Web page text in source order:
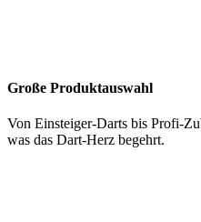
Große Produktauswahl
Von Einsteiger-Darts bis Profi-
was das Dart-Herz begehrt.